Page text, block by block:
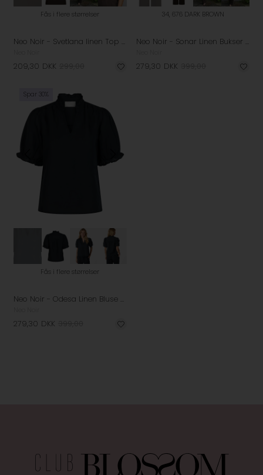
Fås i flere størrelser
Neo Noir - Svetlana linen Top - Dark Brown
209,30 DKK
34, 676 DARK BROWN
Neo Noir - Sonar Linen Bukser - Dark Brown
279,30 DKK
Spar 30%
Fås i flere størrelser
Neo Noir - Odesa Linen Bluse - Navy
279,30 DKK